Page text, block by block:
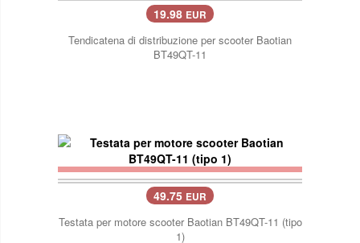
19.98 EUR
Tendicatena di distribuzione per scooter Baotian
BT49QT-11
49.75 EUR
Testata per motore scooter Baotian BT49QT-11 (tipo
1)